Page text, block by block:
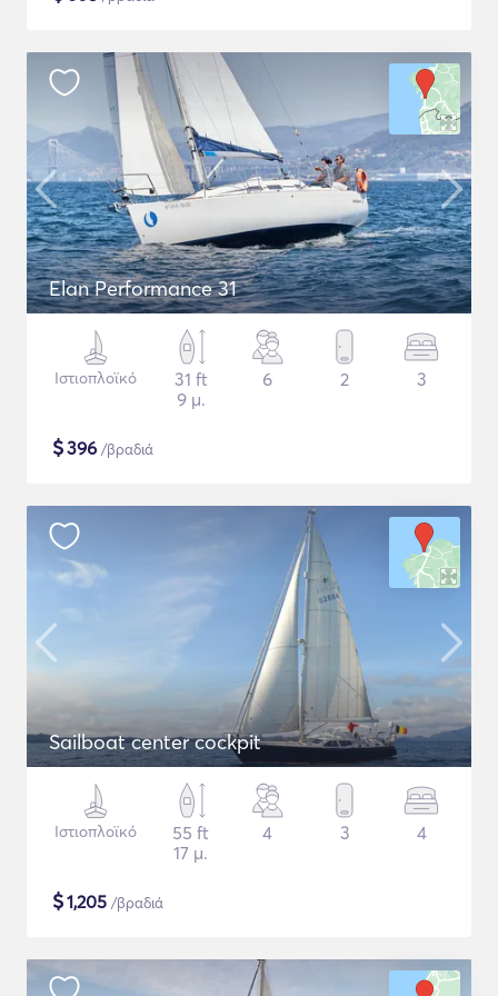
Elan Performance 31
Ιστιοπλοϊκό
31 ft
9 μ.
6 2 3
$396 /βραδιά
Sailboat center cockpit
Ιστιοπλοϊκό
55 ft
17 μ.
4 3 4
$1,205 /βραδιά